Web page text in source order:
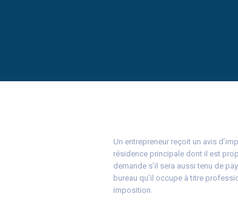
Un entrepreneur reçoit un avis
résidence principale dont il est
demande s’il sera aussi tenu de
bureau qu’il occupe à titre
imposition.